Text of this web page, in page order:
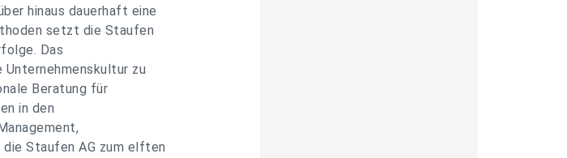
hinaus dauerhaft eine
setzt die Staufen
Das
zu
Beratung für
in den
Staufen AG zum elften